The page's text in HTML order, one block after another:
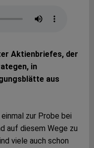
Aktienbriefes, der
in
aus
zur Probe bei
auf diesem Wege zu
viele auch schon